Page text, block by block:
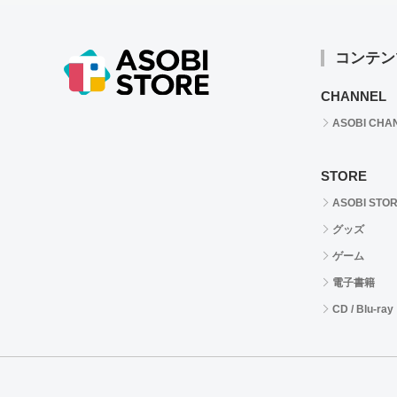
コンテ
CHANNEL
ASOBI
STORE
ASOBI
グッズ
ゲーム
電子書籍
CD / Blu-ray